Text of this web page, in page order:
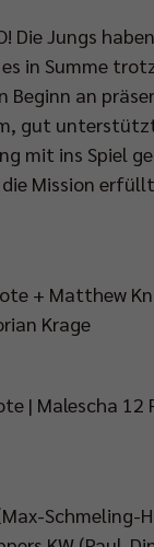
Die Jungs
in Summe
Beginn an
gut
mit ins Spiel
Mission
+ Matthew
Krage
| Malescha 12
Schmeling-